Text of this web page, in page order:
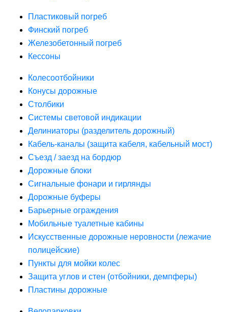
Пластиковый погреб
Финский погреб
Железобетонный погреб
Кессоны
Колесоотбойники
Конусы дорожные
Столбики
Системы световой индикации
Делиниаторы (разделитель дорожный)
Кабель-каналы (защита кабеля, кабельный мост)
Съезд / заезд на бордюр
Дорожные блоки
Сигнальные фонари и гирлянды
Дорожные буферы
Барьерные ограждения
Мобильные туалетные кабины
Искусственные дорожные неровности (лежачие
полицейские)
Пункты для мойки колес
Защита углов и стен (отбойники, демпферы)
Пластины дорожные